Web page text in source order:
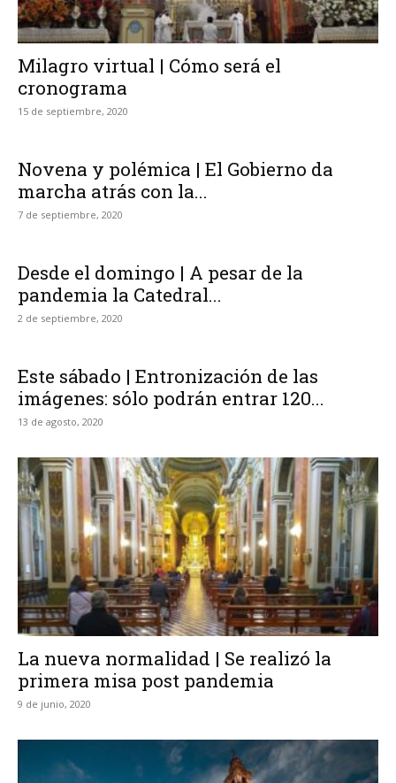
Milagro virtual | Cómo será el
cronograma
15 de septiembre, 2020
Novena y polémica | El Gobierno da
marcha atrás con la...
7 de septiembre, 2020
Desde el domingo | A pesar de la
pandemia la Catedral...
2 de septiembre, 2020
Este sábado | Entronización de las
imágenes: sólo podrán entrar 120...
13 de agosto, 2020
La nueva normalidad | Se realizó la
primera misa post pandemia
9 de junio, 2020